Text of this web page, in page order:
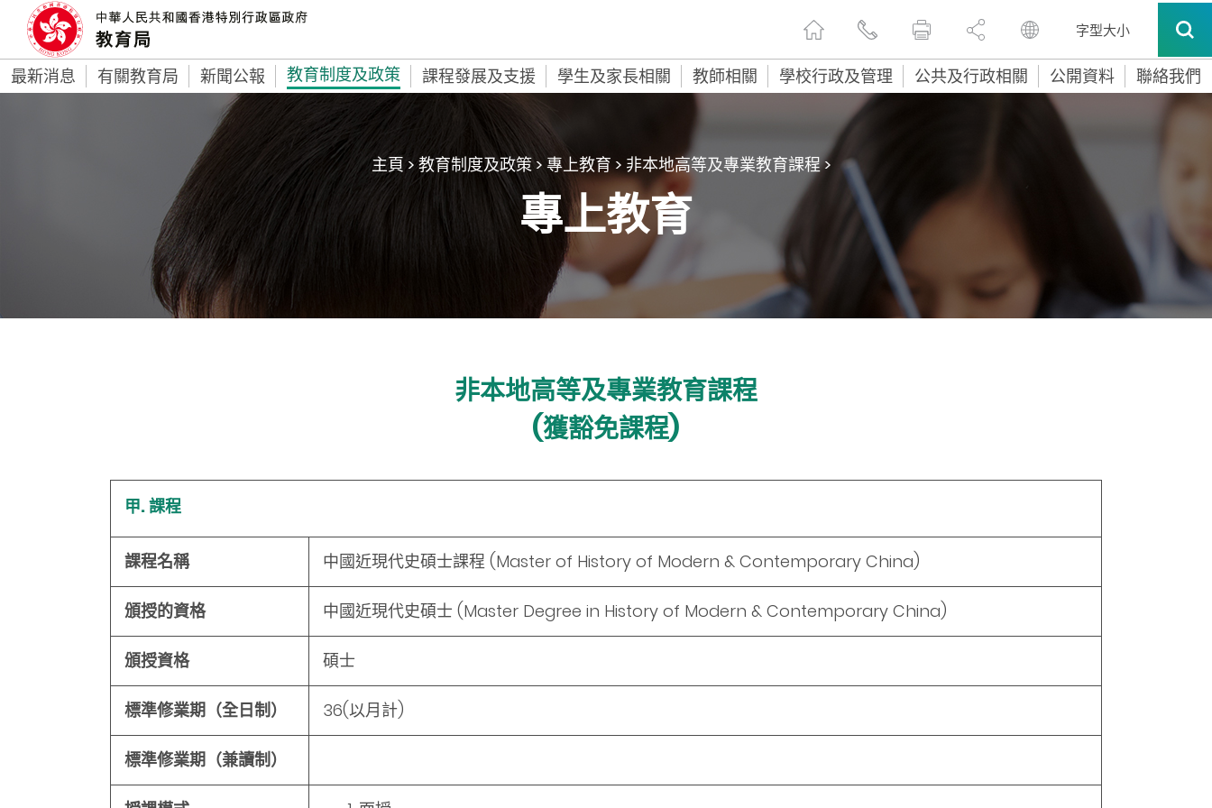
字型大小
最新消息 有關教育局 新聞公報 教育制度及政策 課程發展及支援 學生及家長相關 教師相關 學校行政及管理 公共及行政相關 公開資料 聯絡我們
主頁>教育制度及政策> 專上教育 > 非本地高等及專業教育課程>
專上教育
非本地高等及專業教育課程
(獲豁免課程)
甲. 課程
課程名稱 中國近現代史碩士課程 (Master of History of Modern & Contemporary China)
頒授的資格 中國近現代史碩士 (Master Degree in History of Modern & Contemporary China)
頒授資格 碩士
標準修業期（全日制） 36(以月計)
標準修業期（兼讀制）